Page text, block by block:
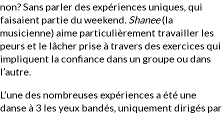
non? Sans parler des expériences uniques, qui
faisaient partie du weekend. Shanee(la
musicienne) aime particulièrement travailler les
peurs et le lâcher prise à travers des exercices qui
impliquent la confiance dans un groupe ou dans
l’autre.
L’une des nombreuses expériences a été une
danse à 3 les yeux bandés, uniquement dirigés par